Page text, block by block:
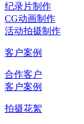
纪录片制作
CG动画制作
活动拍摄制作
客户案例
合作客户
客户案例
拍摄花絮